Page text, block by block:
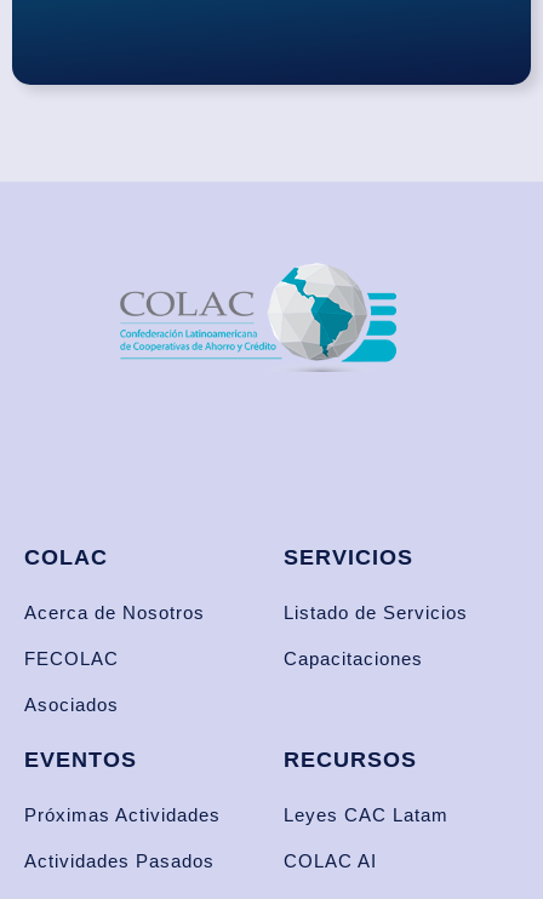
COLAC
Acerca de Nosotros
FECOLAC
Asociados
SERVICIOS
Listado de Servicios
Capacitaciones
EVENTOS
Próximas Actividades
Actividades Pasados
RECURSOS
Leyes CAC Latam
COLAC AI